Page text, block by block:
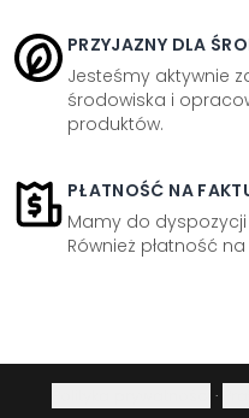
PRZYJAZNY DLA
Jesteśmy aktywnie
środowiska i
produktów.
PŁATNOŚĆ NA
Mamy do
Również płatność
·